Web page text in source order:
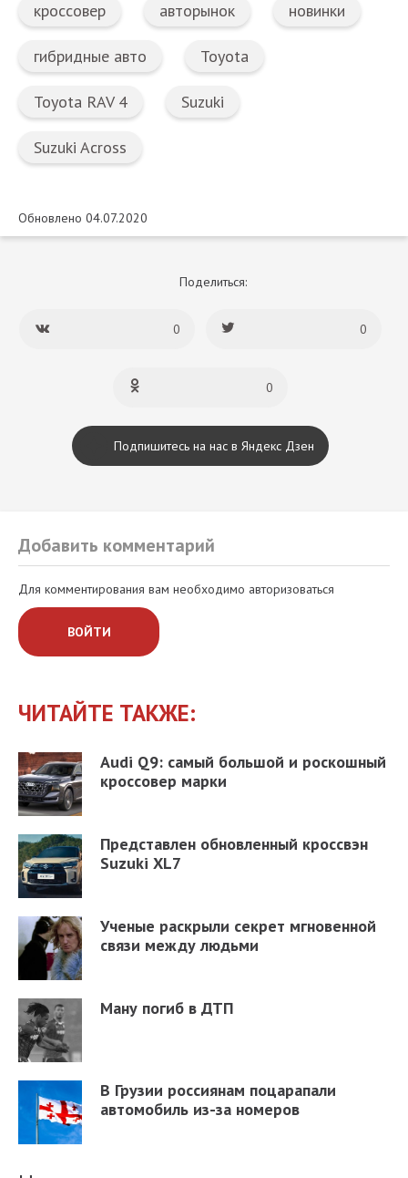
кроссовер авторынок новинки
гибридные авто Toyota
Toyota RAV 4 Suzuki
Suzuki Across
Обновлено 04.07.2020
Поделиться:
0 0
0
Подпишитесь на нас в Яндекс Дзен
Добавить комментарий
Для комментирования вам необходимо авторизоваться
ВОЙТИ
ЧИТАЙТЕ ТАКЖЕ:
Audi Q9: самый большой и роскошный
кроссовер марки
Представлен обновленный кроссвэн
Suzuki XL7
Ученые раскрыли секрет мгновенной
связи между людьми
Ману погиб в ДТП
В Грузии россиянам поцарапали
автомобиль из-за номеров